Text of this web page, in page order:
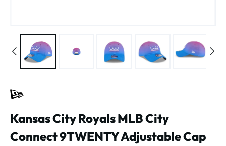
Kansas City Royals MLB City
Connect 9TWENTY Adjustable Cap